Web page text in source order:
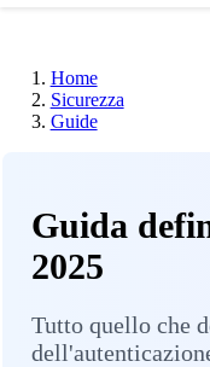
Home
Sicurezza
Guide
Guida
2025
Tutto quello che